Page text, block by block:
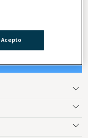
CESTA
Acepto